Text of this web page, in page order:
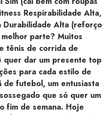
Respirabilidade Alta,
Durabilidade Alta (reforço
parte? Muitos
tênis de corrida de
quer dar um presente top
para cada estilo de
futebol, um entusiasta
que só quer um
fim de semana. Hoje